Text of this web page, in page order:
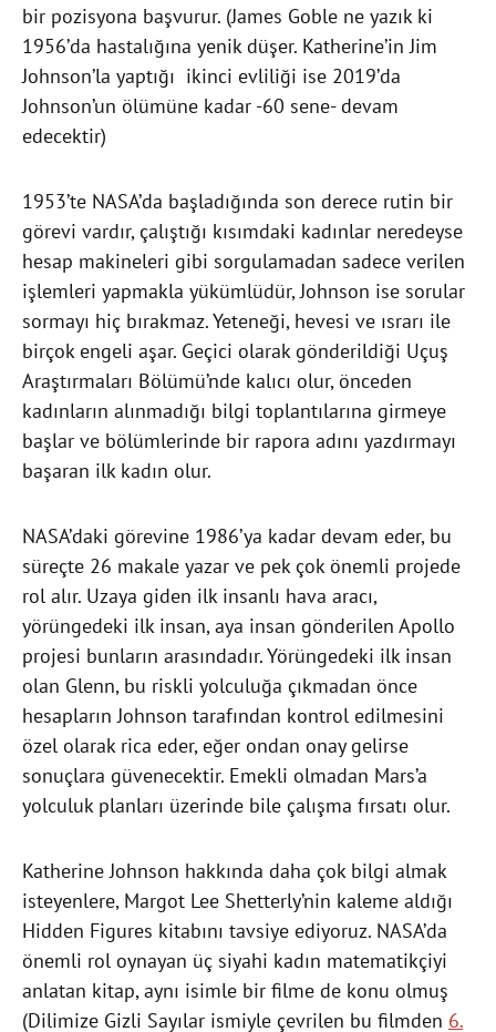
bir pozisyona başvurur. (James Goble ne yazık ki
1956’da hastalığına yenik düşer. Katherine’in Jim
Johnson’la yaptığı ikinci evliliği ise 2019’da
Johnson’un ölümüne kadar -60 sene- devam
edecektir)
1953’te NASA’da başladığında son derece rutin bir
görevi vardır, çalıştığı kısımdaki kadınlar neredeyse
hesap makineleri gibi sorgulamadan sadece verilen
işlemleri yapmakla yükümlüdür, Johnson ise sorular
sormayı hiç bırakmaz. Yeteneği, hevesi ve ısrarı ile
birçok engeli aşar. Geçici olarak gönderildiği Uçuş
Araştırmaları Bölümü’nde kalıcı olur, önceden
kadınların alınmadığı bilgi toplantılarına girmeye
başlar ve bölümlerinde bir rapora adını yazdırmayı
başaran ilk kadın olur.
NASA’daki görevine 1986’ya kadar devam eder, bu
süreçte 26 makale yazar ve pek çok önemli projede
rol alır. Uzaya giden ilk insanlı hava aracı,
yörüngedeki ilk insan, aya insan gönderilen Apollo
projesi bunların arasındadır. Yörüngedeki ilk insan
olan Glenn, bu riskli yolculuğa çıkmadan önce
hesapların Johnson tarafından kontrol edilmesini
özel olarak rica eder, eğer ondan onay gelirse
sonuçlara güvenecektir. Emekli olmadan Mars’a
yolculuk planları üzerinde bile çalışma fırsatı olur.
Katherine Johnson hakkında daha çok bilgi almak
isteyenlere, Margot Lee Shetterly’nin kaleme aldığı
Hidden Figures kitabını tavsiye ediyoruz. NASA’da
önemli rol oynayan üç siyahi kadın matematikçiyi
anlatan kitap, aynı isimle bir filme de konu olmuş
(Dilimize Gizli Sayılar ismiyle çevrilen bu filmden 6.